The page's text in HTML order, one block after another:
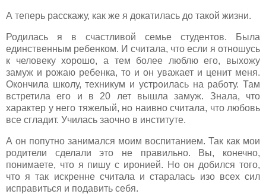
А теперь расскажу, как же я докатилась до такой жизни.
Родилась я в счастливой семье студентов. Была
единственным ребенком. И считала, что если я отношусь
к человеку хорошо, а тем более люблю его, выхожу
замуж и рожаю ребенка, то и он уважает и ценит меня.
Окончила школу, техникум и устроилась на работу. Там
встретила его и в 20 лет вышла замуж. Знала, что
характер у него тяжелый, но наивно считала, что любовь
все сгладит. Училась заочно в институте.
А он попутно занимался моим воспитанием. Так как мои
родители сделали это не правильно. Вы, конечно,
понимаете, что я пишу с иронией. Но он добился того,
что я так искренне считала и старалась изо всех сил
исправиться и подавить себя.